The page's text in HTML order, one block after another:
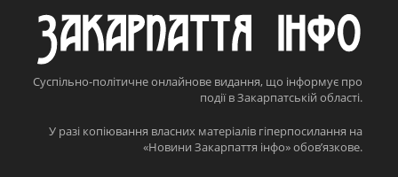
Суспільно-політичне онлайнове видання, що інформує про
події в Закарпатській області.
У разі копіювання власних матеріалів гіперпосилання на
«Новини Закарпаття інфо» обов’язкове.